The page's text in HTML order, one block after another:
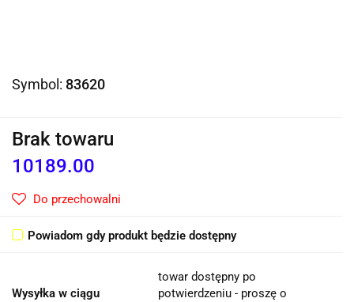
Symbol: 83620
Brak towaru
10189.00
Do przechowalni
Powiadom gdy produkt będzie dostępny
Wysyłka w ciągu
towar dostępny po
potwierdzeniu - proszę o